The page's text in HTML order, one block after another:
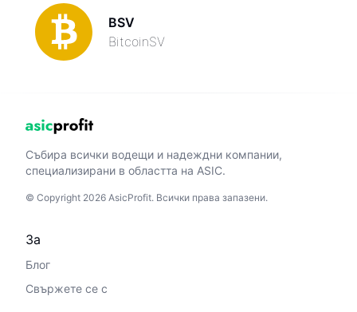
BSV
BitcoinSV
Събира всички водещи и надеждни компании,
специализирани в областта на ASIC.
© Copyright 2026 AsicProfit. Всички права запазени.
За
Блог
Свържете се с